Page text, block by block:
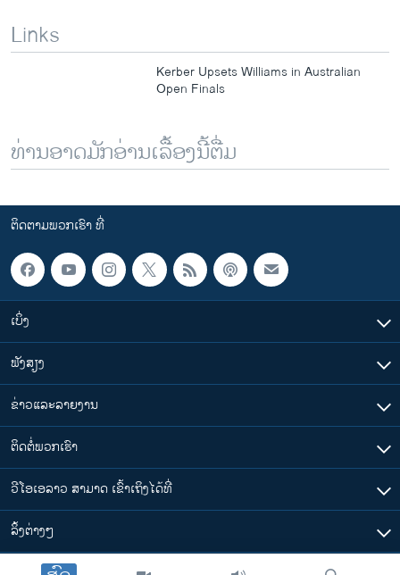
Links
Kerber Upsets Williams in Australian
Open Finals
ທ່ານອາດມັກອ່ານເລື້ອງນີ້ຕື່ມ
ຕິດຕາມພວກເຮົາ ທີ່
ເບິ່ງ
ຟັງສຽງ
ຂ່າວແລະລາຍງານ
ຕິດຕໍ່ພວກເຮົາ
ວີໂອເອລາວ ສາມາດ ເຂົ້າເຖິງໄດ້ທີ່
​ລິ້ງ​ຕ່າງໆ